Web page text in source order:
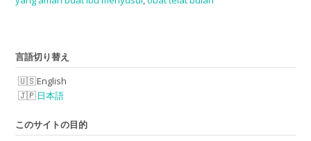
言語切り替え
English
日本語
このサイトの目的